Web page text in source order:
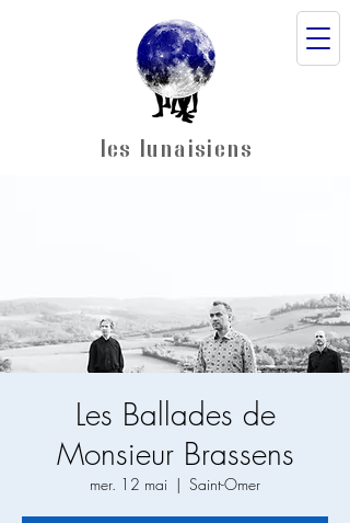
les lunaisiens
Les Ballades de
Monsieur Brassens
mer. 12 mai
  |
Saint-Omer